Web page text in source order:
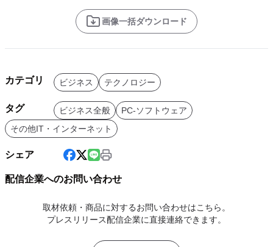
画像一括ダウンロード
カテゴリ ビジネス テクノロジー
タグ ビジネス全般
PC-ソフトウェア
その他IT・インターネット
シェア
配信企業へのお問い合わせ
取材依頼・商品に対するお問い合わせはこちら。
プレスリリース配信企業に直接連絡できます。